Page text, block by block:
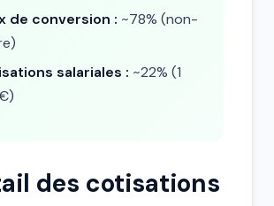
de conversion : ~78% (non-
salariales : ~22% (1
des cotisations